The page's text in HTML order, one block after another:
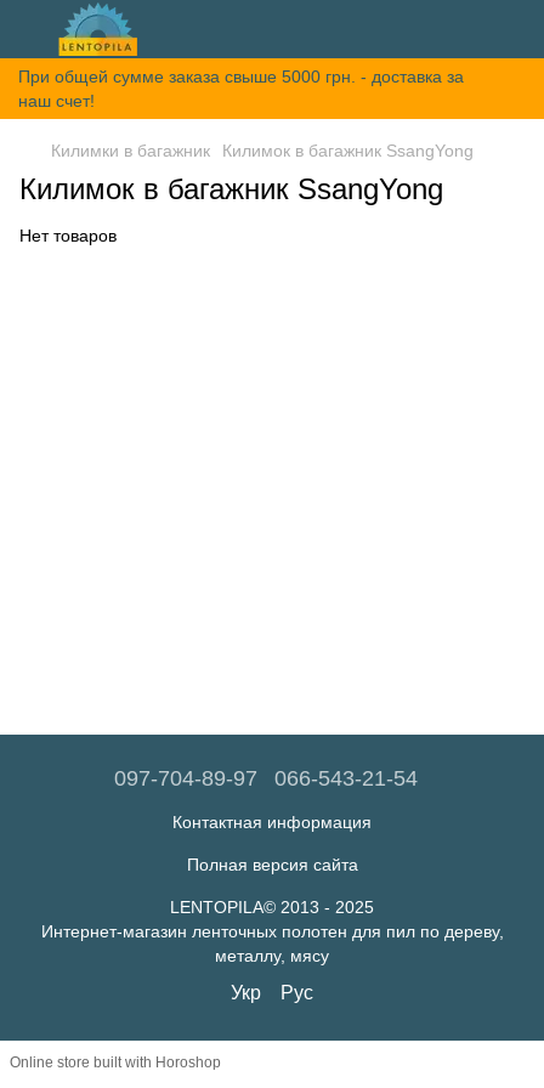
При общей сумме заказа свыше 5000 грн. - доставка за
наш счет!
Килимки в багажник Килимок в багажник SsangYong
Килимок в багажник SsangYong
Нет товаров
097-704-89-97 066-543-21-54
Контактная информация
Полная версия сайта
LENTOPILA© 2013 - 2025
Интернет-магазин ленточных полотен для пил по дереву,
металлу, мясу
Укр Рус
Online store built with Horoshop